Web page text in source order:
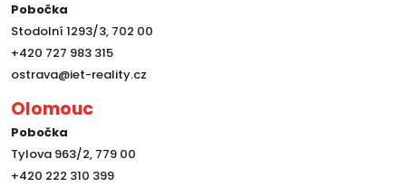
Pobočka
Stodolní 1293/3, 702 00
+420 727 983 315
ostrava@iet-reality.cz
Olomouc
Pobočka
Tylova 963/2, 779 00
+420 222 310 399